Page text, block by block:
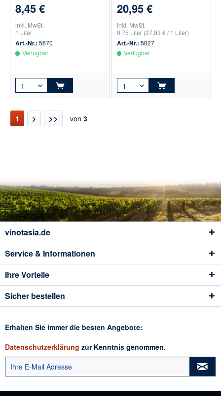
8,45 €
inkl. MwSt.
1 Liter
Art.-Nr.: 5670
Verfügbar
20,95 €
inkl. MwSt.
0.75 Liter (27,93 € / 1 Liter)
Art.-Nr.: 5027
Verfügbar
1 von 3
vinotasia.de
Service & Informationen
Ihre Vorteile
Sicher bestellen
Erhalten Sie immer die besten Angebote:
Datenschutzerklärung zur Kenntnis genommen.